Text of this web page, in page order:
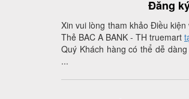
Đăng
Xin vui lòng tham khảo Điều
Thẻ BAC A BANK - TH truemart
Quý Khách hàng có thể dễ
...